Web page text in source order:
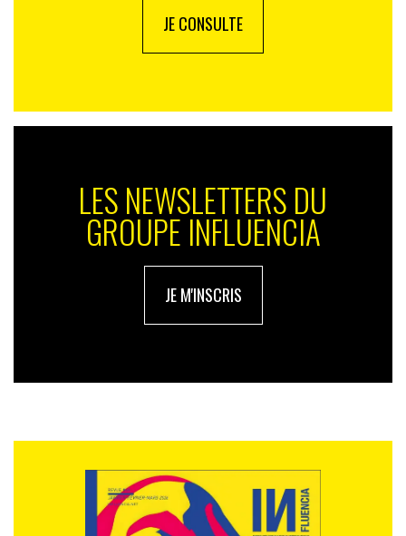
JE CONSULTE
LES NEWSLETTERS DU
GROUPE INFLUENCIA
JE M'INSCRIS